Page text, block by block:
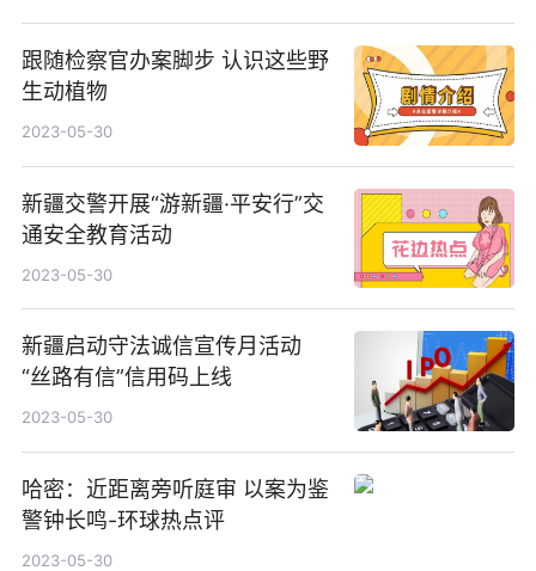
跟随检察官办案脚步 认识这些野
生动植物
2023-05-30
新疆交警开展“游新疆·平安行”交
通安全教育活动
2023-05-30
新疆启动守法诚信宣传月活动
“丝路有信”信用码上线
2023-05-30
哈密：近距离旁听庭审 以案为鉴
警钟长鸣-环球热点评
2023-05-30